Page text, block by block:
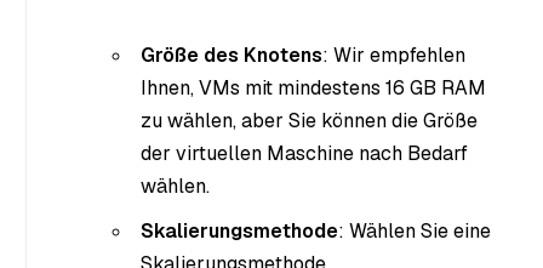
Größe des Knotens: Wir empfehlen
Ihnen, VMs mit mindestens 16 GB RAM
zu wählen, aber Sie können die Größe
der virtuellen Maschine nach Bedarf
wählen.
Skalierungsmethode: Wählen Sie eine